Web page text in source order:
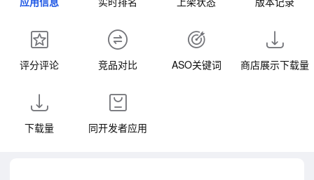
评分评论 竞品对比 ASO关键词 商店展示下载量
下载量 同开发者应用